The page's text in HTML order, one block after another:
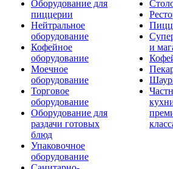
Оборудование для
пиццерии
Нейтральное
оборудование
Кофейное
оборудование
Моечное
оборудование
Торговое
оборудование
Оборудование для
раздачи готовых
блюд
Упаковочное
оборудование
и